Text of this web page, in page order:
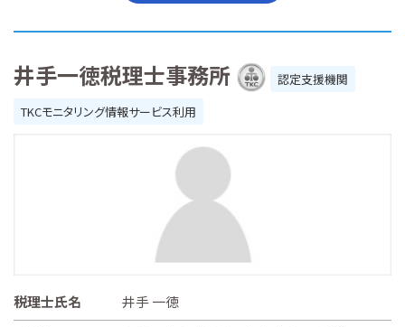
井手一徳税理士事務所
認定支援機関
TKCモニタリング情報サービス利用
税理士氏名
井手 一徳